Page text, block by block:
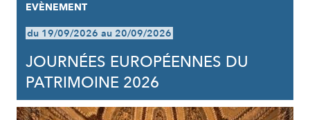
EVÈNEMENT
du 19/09/2026 au 20/09/2026
JOURNÉES EUROPÉENNES DU
PATRIMOINE 2026